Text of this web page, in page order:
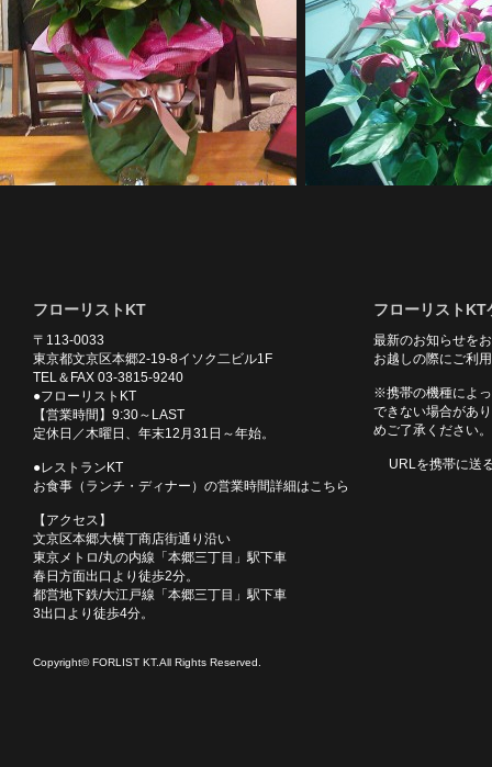
フローリストKT
〒113-0033
東京都文京区本郷2-19-8イソク二ビル1F
TEL＆FAX 03-3815-9240
●フローリストKT
【営業時間】9:30～LAST
定休日／木曜日、年末12月31日～年始。
●レストランKT
お食事（ランチ・ディナー）の営業時間詳細はこちら
【アクセス】
文京区本郷大横丁商店街通り沿い
東京メトロ/丸の内線「本郷三丁目」駅下車
春日方面出口より徒歩2分。
都営地下鉄/大江戸線「本郷三丁目」駅下車
3出口より徒歩4分。
フローリストKT
最新のお知らせを
お越しの際にご利
※携帯の機種によ
できない場合があ
めご了承ください。
URLを携帯に送
Copyright© FORLIST KT.All Rights Reserved.